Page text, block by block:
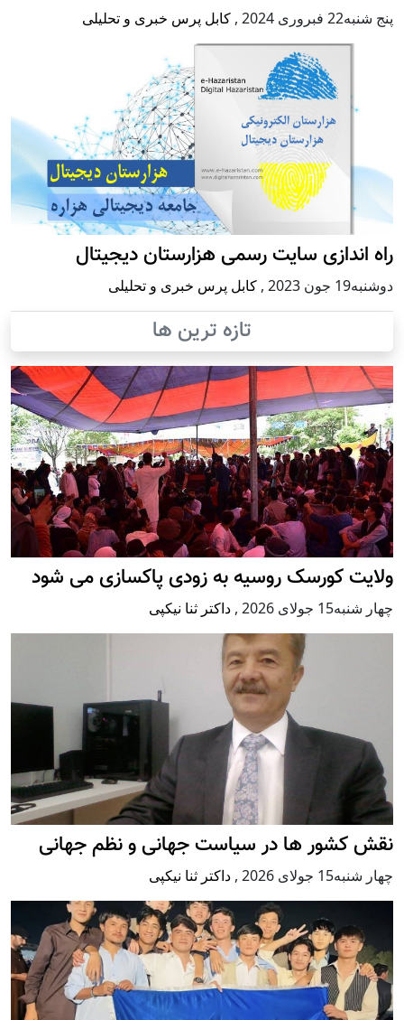
پنج شنبه22 فبروری 2024 , کابل پرس خبری و تحلیلی
راه اندازی سایت رسمی هزارستان دیجیتال
دوشنبه19 جون 2023 , کابل پرس خبری و تحلیلی
تازه ترین ها
ولایت کورسک روسیه به زودی پاکسازی می شود
چهار شنبه15 جولای 2026 , داکتر ثنا نیکپی
نقش کشور ها در سیاست جهانی و نظم جهانی
چهار شنبه15 جولای 2026 , داکتر ثنا نیکپی